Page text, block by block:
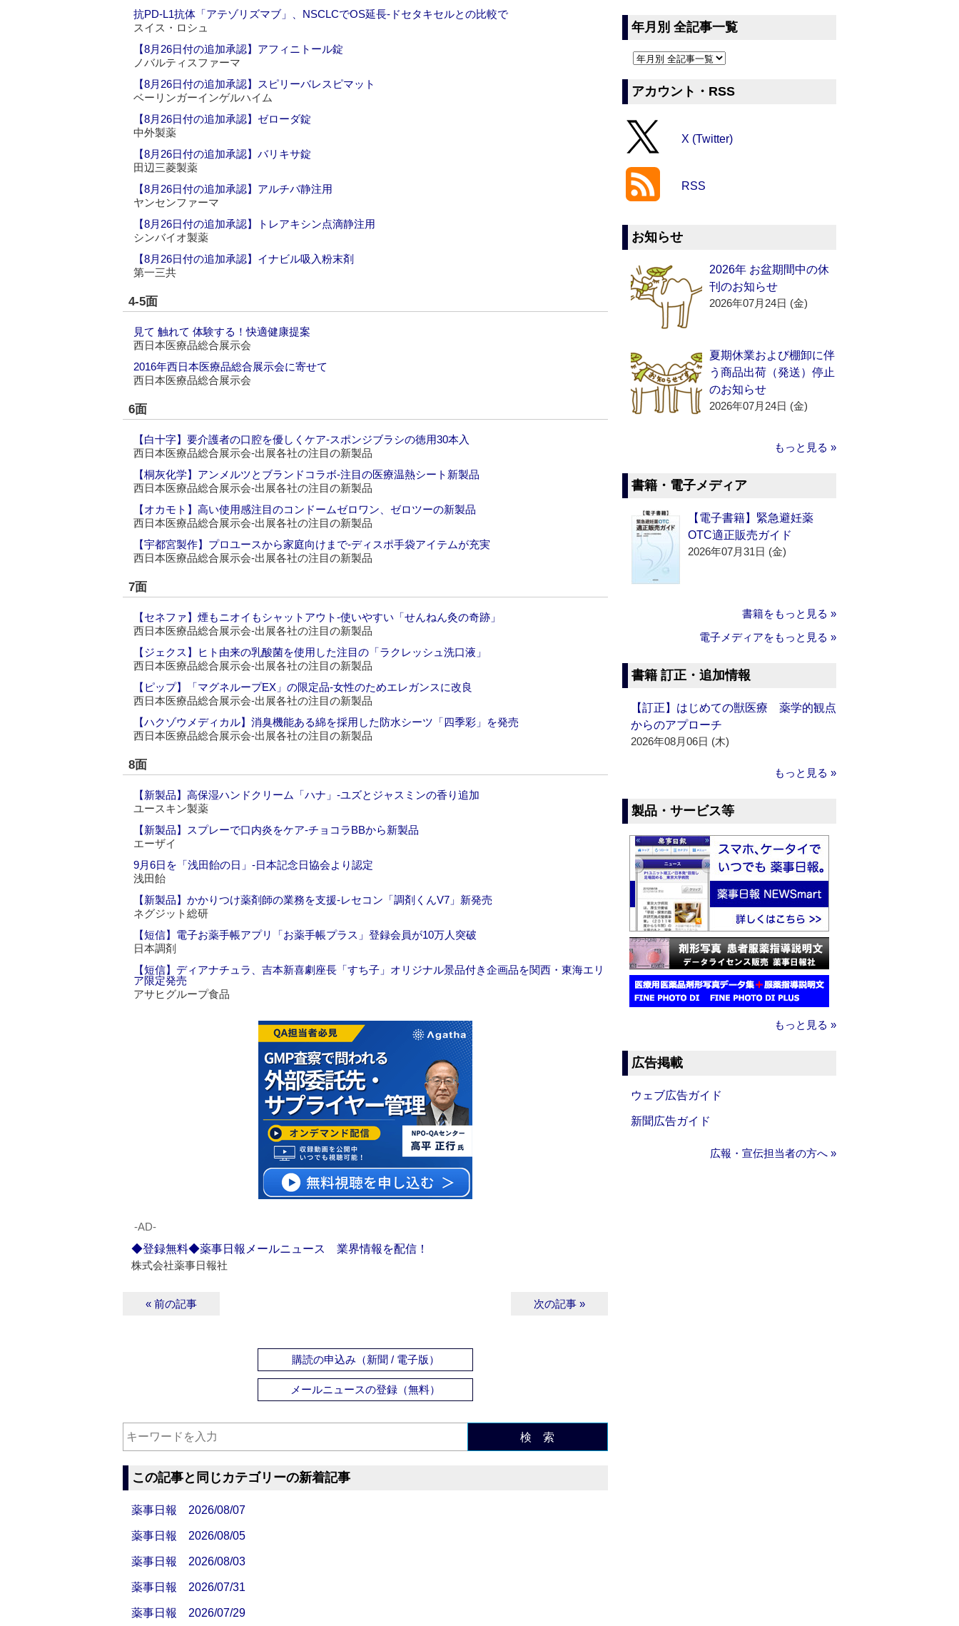
抗PD-L1抗体「アテゾリズマブ」、NSCLCでOS延長‐ドセタキセルとの比較で
スイス・ロシュ
【8月26日付の追加承認】アフィニトール錠
ノバルティスファーマ
【8月26日付の追加承認】スピリーバレスピマット
ベーリンガーインゲルハイム
【8月26日付の追加承認】ゼローダ錠
中外製薬
【8月26日付の追加承認】バリキサ錠
田辺三菱製薬
【8月26日付の追加承認】アルチバ静注用
ヤンセンファーマ
【8月26日付の追加承認】トレアキシン点滴静注用
シンバイオ製薬
【8月26日付の追加承認】イナビル吸入粉末剤
第一三共
4-5面
見て 触れて 体験する！快適健康提案
西日本医療品総合展示会
2016年西日本医療品総合展示会に寄せて
西日本医療品総合展示会
6面
【白十字】要介護者の口腔を優しくケア‐スポンジブラシの徳用30本入
西日本医療品総合展示会‐出展各社の注目の新製品
【桐灰化学】アンメルツとブランドコラボ‐注目の医療温熱シート新製品
西日本医療品総合展示会‐出展各社の注目の新製品
【オカモト】高い使用感注目のコンドームゼロワン、ゼロツーの新製品
西日本医療品総合展示会‐出展各社の注目の新製品
【宇都宮製作】プロユースから家庭向けまで‐ディスポ手袋アイテムが充実
西日本医療品総合展示会‐出展各社の注目の新製品
7面
【セネファ】煙もニオイもシャットアウト‐使いやすい「せんねん灸の奇跡」
西日本医療品総合展示会‐出展各社の注目の新製品
【ジェクス】ヒト由来の乳酸菌を使用した注目の「ラクレッシュ洗口液」
西日本医療品総合展示会‐出展各社の注目の新製品
【ピップ】「マグネループEX」の限定品‐女性のためエレガンスに改良
西日本医療品総合展示会‐出展各社の注目の新製品
【ハクゾウメディカル】消臭機能ある綿を採用した防水シーツ「四季彩」を発売
西日本医療品総合展示会‐出展各社の注目の新製品
8面
【新製品】高保湿ハンドクリーム「ハナ」‐ユズとジャスミンの香り追加
ユースキン製薬
【新製品】スプレーで口内炎をケア‐チョコラBBから新製品
エーザイ
9月6日を「浅田飴の日」‐日本記念日協会より認定
浅田飴
【新製品】かかりつけ薬剤師の業務を支援‐レセコン「調剤くんV7」新発売
ネグジット総研
【短信】電子お薬手帳アプリ「お薬手帳プラス」登録会員が10万人突破
日本調剤
【短信】ディアナチュラ、吉本新喜劇座長「すち子」オリジナル景品付き企画品を関西・東海エリ
ア限定発売
アサヒグループ食品
‐AD‐
◆登録無料◆薬事日報メールニュース 業界情報を配信！
株式会社薬事日報社
« 前の記事 次の記事 »
購読の申込み（新聞 / 電子版）
メールニュースの登録（無料）
検 索
この記事と同じカテゴリーの新着記事
薬事日報 2026/08/07
薬事日報 2026/08/05
薬事日報 2026/08/03
薬事日報 2026/07/31
薬事日報 2026/07/29
年月別 全記事一覧
アカウント・RSS
X (Twitter)
RSS
お知らせ
2026年 お盆期間中の休
刊のお知らせ
2026年07月24日 (金)
夏期休業および棚卸に伴
う商品出荷（発送）停止
のお知らせ
2026年07月24日 (金)
もっと見る »
書籍・電子メディア
【電子書籍】緊急避妊薬
OTC適正販売ガイド
2026年07月31日 (金)
書籍をもっと見る »
電子メディアをもっと見る »
書籍 訂正・追加情報
【訂正】はじめての獣医療 薬学的観点
からのアプローチ
2026年08月06日 (木)
もっと見る »
製品・サービス等
もっと見る »
広告掲載
ウェブ広告ガイド
新聞広告ガイド
広報・宣伝担当者の方へ »